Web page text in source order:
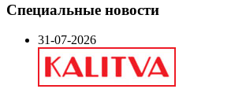
Специальные новости
31-07-2026